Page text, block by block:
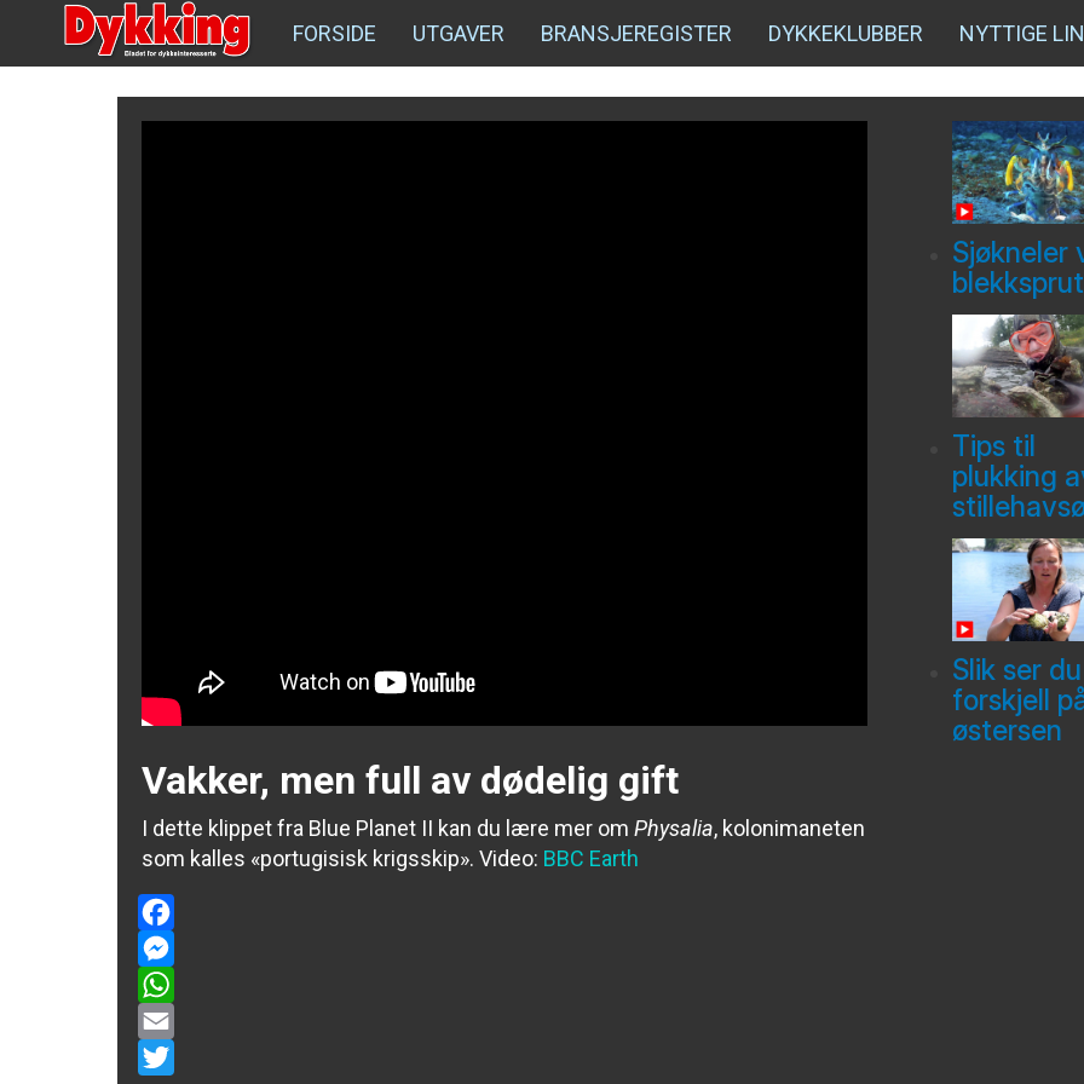
FORSIDE UTGAVER BRANSJEREGISTER DYKKEKLUBBER NYTTIGE
Vakker, men full av dødelig gift
I dette klippet fra Blue Planet II kan du lære mer om Physalia, koloni­maneten
som kalles «portugisisk krigsskip». Video: BBC Earth
Facebook
Messenger
WhatsApp
Email
Sjøkneler
blekksprut
Tips til
plukking
Slik ser du
forskjell
østersen